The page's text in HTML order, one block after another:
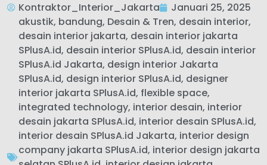
Kontraktor_Interior_Jakarta
Januari 25, 2025
akustik, bandung, Desain & Tren, desain interior,
desain interior jakarta, desain interior jakarta
SPlusA.id, desain interior SPlusA.id, desain interior
SPlusA.id Jakarta, design interior Jakarta
SPlusA.id, design interior SPlusA.id, designer
interior jakarta SPlusA.id, flexible space,
integrated technology, interior desain, interior
desain jakarta SPlusA.id, interior desain SPlusA.id,
interior desain SPlusA.id Jakarta, interior design
company jakarta SPlusA.id, interior design jakarta